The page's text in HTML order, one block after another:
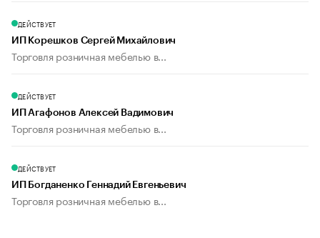
ДЕЙСТВУЕТ
ИП Корешков Сергей Михайлович
Торговля розничная мебелью в...
ДЕЙСТВУЕТ
ИП Агафонов Алексей Вадимович
Торговля розничная мебелью в...
ДЕЙСТВУЕТ
ИП Богданенко Геннадий Евгеньевич
Торговля розничная мебелью в...